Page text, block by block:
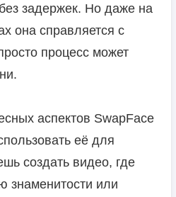
задержек. Но даже на
она справляется с
процесс может
аспектов SwapFace
её для
создать видео, где
знаменитости или